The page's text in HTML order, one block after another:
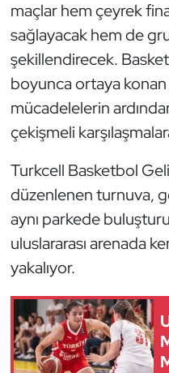
maçlar hem çeyrek
sağlayacak hem de
şekillendirecek.
boyunca ortaya
mücadelelerin
çekişmeli
Turkcell Basketbol
düzenlenen turnuva,
aynı parkede
uluslararası arenada
yakalıyor.
Genel
Güreş
Hava Sporları
Hentbol
İşitme Engelli
Judo ve Kuraş
Kano ve Rafting